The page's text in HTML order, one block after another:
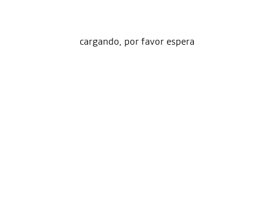
cargando, por favor espera